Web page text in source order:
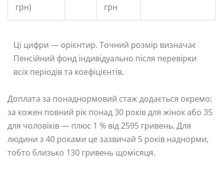
грн)
грн
Ці цифри — орієнтир. Точний розмір визначає
Пенсійний фонд індивідуально після перевірки
всіх періодів та коефіцієнтів.
Доплата за понаднормовий стаж додається окремо:
за кожен повний рік понад 30 років для жінок або 35
для чоловіків — плюс 1 % від 2595 гривень. Для
людини з 40 роками це зазвичай 5 років наднорми,
тобто близько 130 гривень щомісяця.